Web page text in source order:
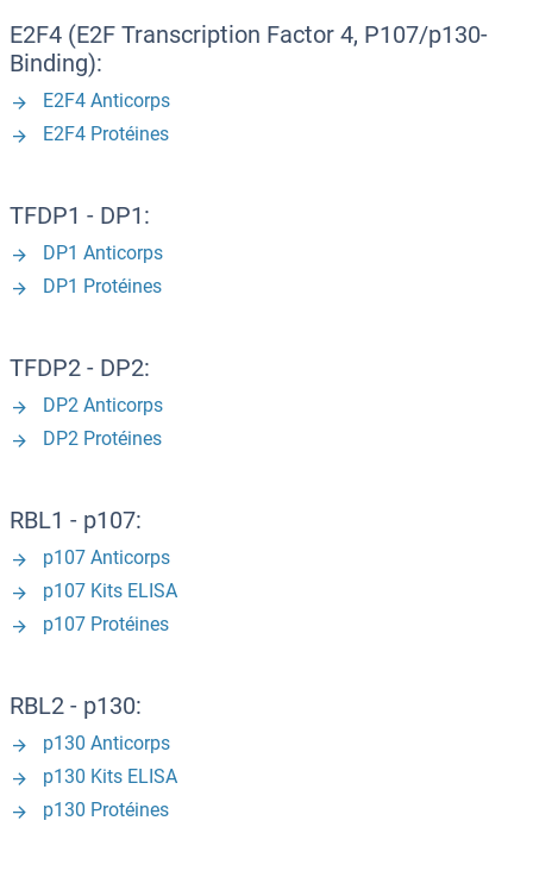
E2F4 (E2F Transcription Factor 4, P107/p130-
Binding):
E2F4 Anticorps
E2F4 Protéines
TFDP1 - DP1:
DP1 Anticorps
DP1 Protéines
TFDP2 - DP2:
DP2 Anticorps
DP2 Protéines
RBL1 - p107:
p107 Anticorps
p107 Kits ELISA
p107 Protéines
RBL2 - p130:
p130 Anticorps
p130 Kits ELISA
p130 Protéines